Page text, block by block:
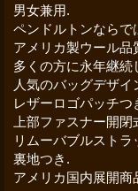
男女兼用.
ペンドルトンならで
アメリカ製ウール品
多くの方に永年継続
人気のバッグデザイ
レザーロゴパッチつ
上部ファスナー開閉
リムーバブルストラ
裏地つき.
アメリカ国内展開商